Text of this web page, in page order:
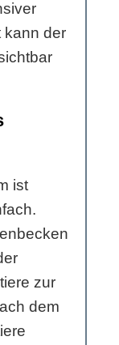
kann der
ist
zur
dem